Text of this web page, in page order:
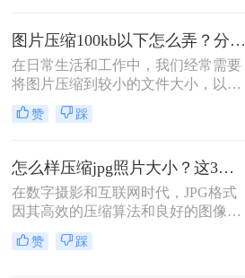
图片压缩100kb以下怎么弄？分享4个高效压缩方法！
在日常生活和工作中，我们经常需要
将图片压缩到较小的文件大小，以便
于上传、发送或存储。将图片压缩到
100KB以下是一个常见的需求。那么
将详细介绍几种实现这一目标的方
法。
赞 踩
怎么样压缩jpg照片大小？这3种图片压缩方法一定要会！
在数字摄影和互联网时代，JPG格式
因其高效的压缩算法和良好的图像质
量而广受欢迎。然而，有时JPG照片
的大小可能过大，不便于分享、上传
赞 踩